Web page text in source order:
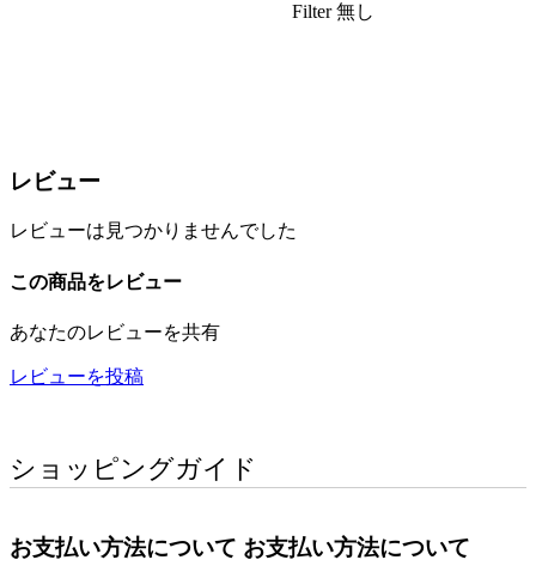
Filter 無し
レビュー
レビューは見つかりませんでした
この商品をレビュー
あなたのレビューを共有
レビューを投稿
ショッピングガイド
お支払い方法について お支払い方法について